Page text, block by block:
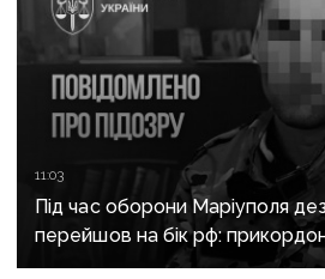
11:03
Під час оборони Маріуполя
перейшов на бік рф:
з «Азовсталі» повідомили про